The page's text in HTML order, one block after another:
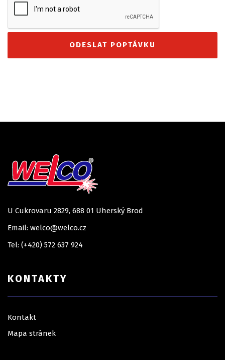
U Cukrovaru 2829, 688 01 Uherský Brod
Email: welco@welco.cz
Tel: (+420) 572 637 924
KONTAKTY
Kontakt
Mapa stránek